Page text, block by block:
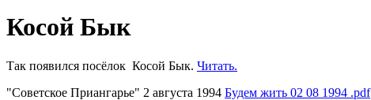
Косой Бык
Так появился посёлок Косой Бык. Читать.
"Советское Приангарье" 2 августа 1994 Будем жить 02 08 1994 .pdf